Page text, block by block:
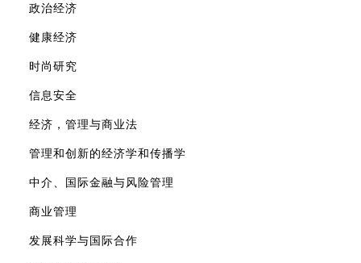
政治经济
健康经济
时尚研究
信息安全
经济，管理与商业法
管理和创新的经济学和传播学
中介、国际金融与风险管理
商业管理
发展科学与国际合作